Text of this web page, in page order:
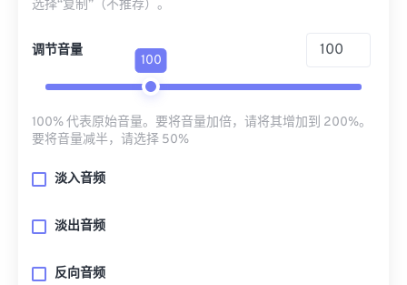
选择“复制”（不推荐）。
调节音量
100
100% 代表原始音量。要将音量加倍，请将其增加到 200%。
要将音量减半，请选择 50%
淡入音频
淡出音频
反向音频